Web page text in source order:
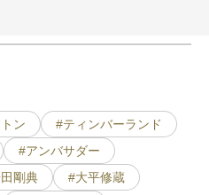
ン
#ティンバーランド
#アンバサダー
剛典
#大平修蔵